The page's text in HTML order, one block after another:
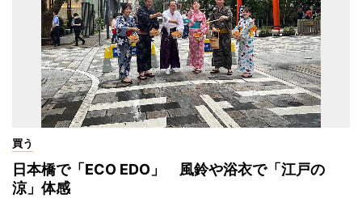
買う
日本橋で「ECO EDO」 風鈴や浴衣で「江戸の
涼」体感